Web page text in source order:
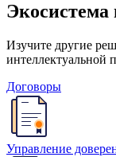
Изучите другие
интеллектуальной
Договоры
Управление